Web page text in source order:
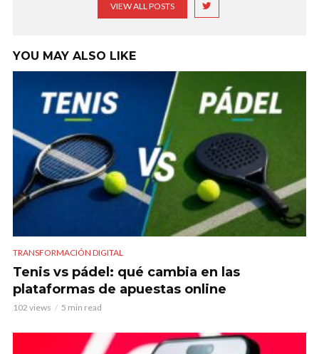
VIEW ALL POSTS
YOU MAY ALSO LIKE
TRANSFORMACIÓN DIGITAL
Tenis vs pádel: qué cambia en las
plataformas de apuestas online
102 views 5 min read